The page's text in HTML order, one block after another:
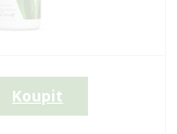
Koupit